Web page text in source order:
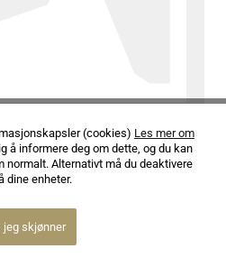
(cookies) Les mer om
å informere deg om dette, og du kan
Alternativt må du deaktivere
dine enheter.
jeg skjønner